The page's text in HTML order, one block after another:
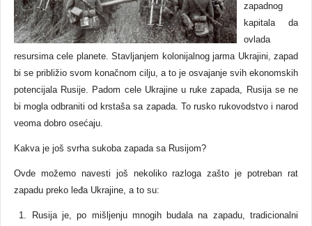
zapadnog
kapitala da
ovlada
resursima cele planete. Stavljanjem kolonijalnog jarma Ukrajini, zapad
bi se približio svom konačnom cilju, a to je osvajanje svih ekonomskih
potencijala Rusije. Padom cele Ukrajine u ruke zapada, Rusija se ne
bi mogla odbraniti od krstaša sa zapada. To rusko rukovodstvo i narod
veoma dobro osećaju.
Kakva je još svrha sukoba zapada sa Rusijom?
Ovde možemo navesti još nekoliko razloga zašto je potreban rat
zapadu preko leđa Ukrajine, a to su:
1. Rusija je, po mišljenju mnogih budala na zapadu, tradicionalni